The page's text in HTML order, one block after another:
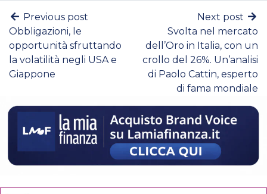
Previous post
Obbligazioni, le
opportunità sfruttando
la volatilità negli USA e
Giappone
Next post
Svolta nel mercato
dell’Oro in Italia, con un
crollo del 26%. Un’analisi
di Paolo Cattin, esperto
di fama mondiale